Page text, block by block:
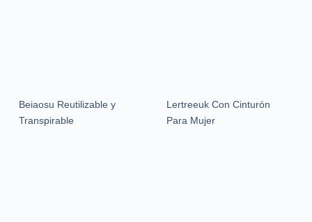
Beiaosu Reutilizable y
Transpirable
Lertreeuk Con Cinturón
Para Mujer